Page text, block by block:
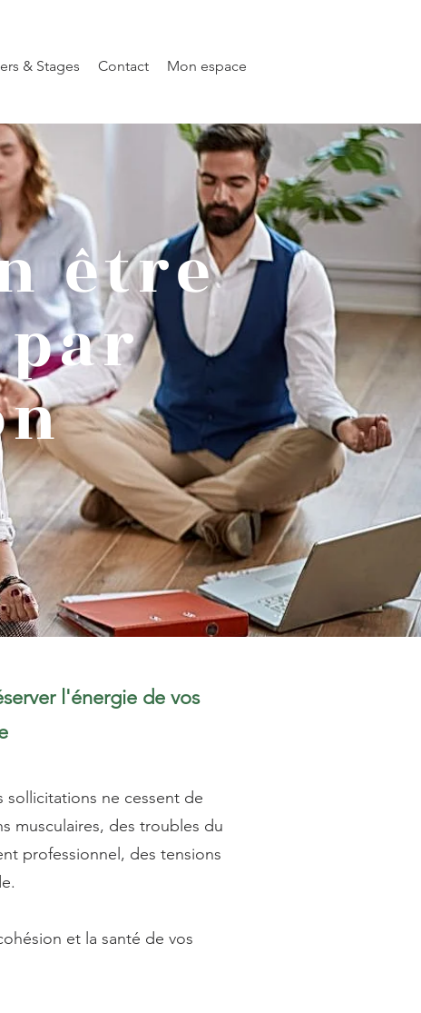
& Stages Contact Mon espace
être
l'énergie de vos
ne cessent de
musculaires, des troubles du
professionnel, des tensions
et la santé de vos